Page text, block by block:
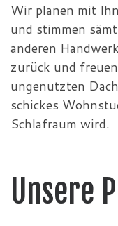
Wir planen mit
und stimmen
anderen
zurück und
ungenutzten
schickes
Schlafraum wird.
Unsere